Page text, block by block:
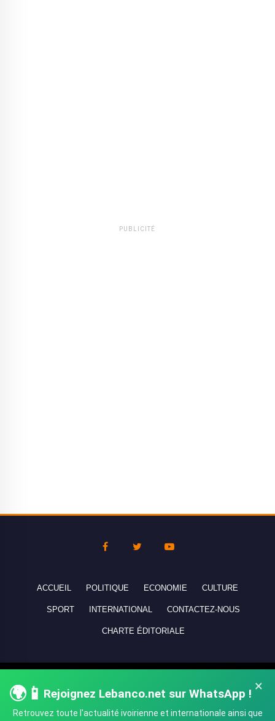
PUBLICITÉ
×
🌍📱 Rejoignez Lebanco.net sur WhatsApp !
Retrouvez toute l'actualité ivoirienne et internationale ainsi que
ACCUEIL POLITIQUE ECONOMIE CULTURE
SPORT INTERNATIONAL CONTACTEZ-NOUS
CHARTE ÉDITORIALE
réservés - All rights reserved.